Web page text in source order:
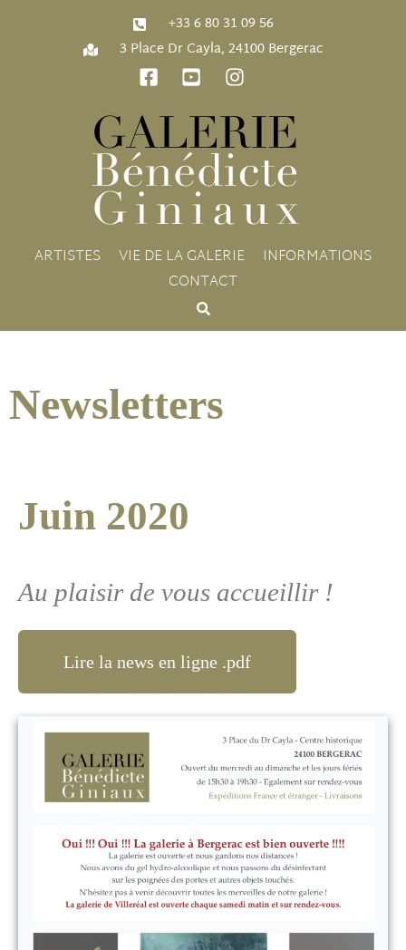
‭+33 6 80 31 09 56‬
3 Place Dr Cayla, 24100 Bergerac
ARTISTES VIE DE LA GALERIE
INFORMATIONS
CONTACT
Newsletters
Juin 2020
Au plaisir de vous accueillir !
Lire la news en ligne .pdf